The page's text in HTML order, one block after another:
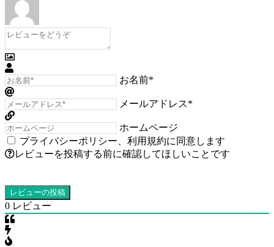
お名前*
メールアドレス*
ホームページ
プライバシーポリシー
利用規約に同意します
レビューを投稿する前に確認してほしいことです
0 レビュー